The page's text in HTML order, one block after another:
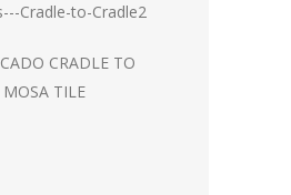
CRADLE TO
MOSA TILE